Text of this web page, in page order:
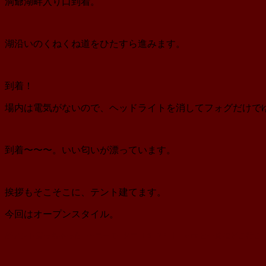
湖沿いのくねくね道をひたすら進みます。
到着！
場内は電気がないので、ヘッドライトを消してフォグだけで
到着〜〜〜。いい匂いが漂っています。
挨拶もそこそこに、テント建てます。
今回はオープンスタイル。